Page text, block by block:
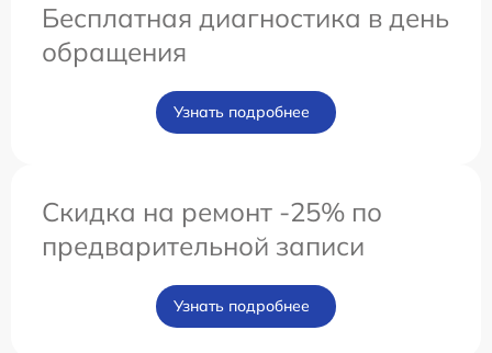
Бесплатная диагностика в день
обращения
Узнать подробнее
Скидка на ремонт -25% по
предварительной записи
Узнать подробнее